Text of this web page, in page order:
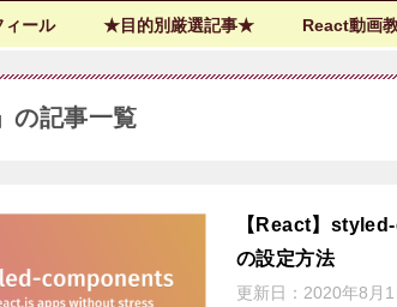
ィール ★目的別厳選記事★ React動画
の記事一覧
【React】
の設定方法
更新日： 2020年8月1